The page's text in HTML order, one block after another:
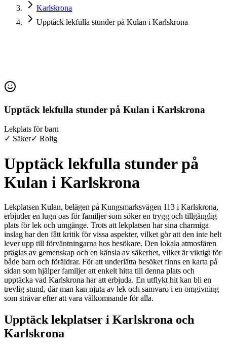
Karlskrona
Upptäck lekfulla stunder på Kulan i Karlskrona
Upptäck lekfulla stunder på Kulan i Karlskrona
Lekplats för barn
✓ Säker✓ Rolig
Upptäck lekfulla stunder på
Kulan i Karlskrona
Lekplatsen Kulan, belägen på Kungsmarksvägen 113 i Karlskrona,
erbjuder en lugn oas för familjer som söker en trygg och tillgänglig
plats för lek och umgänge. Trots att lekplatsen har sina charmiga
inslag har den fått kritik för vissa aspekter, vilket gör att den inte helt
lever upp till förväntningarna hos besökare. Den lokala atmosfären
präglas av gemenskap och en känsla av säkerhet, vilket är viktigt för
både barn och föräldrar. För att underlätta besöket finns en karta på
sidan som hjälper familjer att enkelt hitta till denna plats och
upptäcka vad Karlskrona har att erbjuda. En utflykt hit kan bli en
trevlig stund, där man kan njuta av lek och samvaro i en omgivning
som strävar efter att vara välkomnande för alla.
Upptäck lekplatser i Karlskrona och
Karlskrona